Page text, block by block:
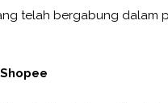
telah bergabung dalam